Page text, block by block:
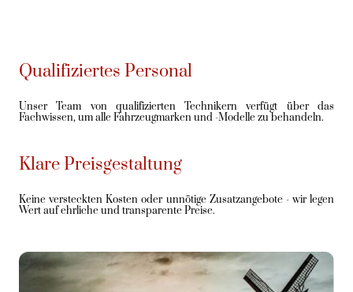
Qualifiziertes Personal
Unser Team von qualifizierten Technikern verfügt über das
Fachwissen, um alle Fahrzeugmarken und -Modelle zu behandeln.
Klare Preisgestaltung
Keine versteckten Kosten oder unnötige Zusatzangebote - wir legen
Wert auf ehrliche und transparente Preise.